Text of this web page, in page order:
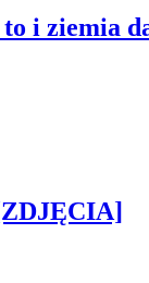
to i ziemia